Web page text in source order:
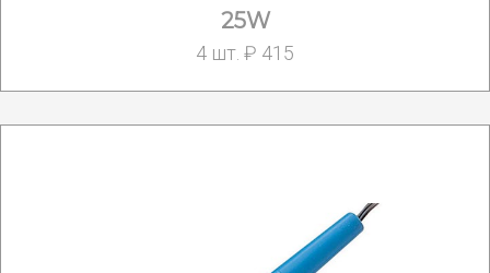
25W
4 шт. ₽ 415